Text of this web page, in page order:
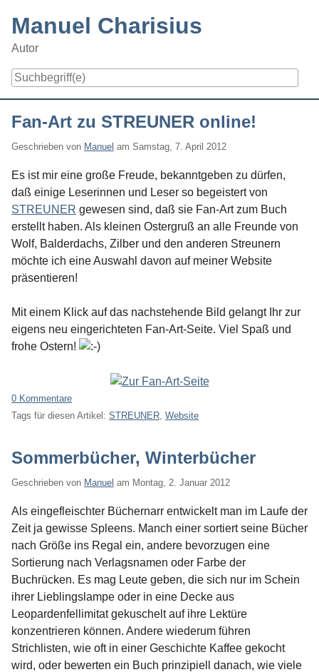
content
Manuel Charisius
Autor
Fan-Art zu STREUNER online!
Geschrieben von Manuel am Samstag, 7. April 2012
Es ist mir eine große Freude, bekanntgeben zu dürfen,
daß einige Leserinnen und Leser so begeistert von
STREUNER gewesen sind, daß sie Fan-Art zum Buch
erstellt haben. Als kleinen Ostergruß an alle Freunde von
Wolf, Balderdachs, Zilber und den anderen Streunern
möchte ich eine Auswahl davon auf meiner Website
präsentieren!
Mit einem Klick auf das nachstehende Bild gelangt Ihr zur
eigens neu eingerichteten Fan-Art-Seite. Viel Spaß und
frohe Ostern!
0 Kommentare
Tags für diesen Artikel: STREUNER Website
Sommerbücher, Winterbücher
Geschrieben von Manuel am Montag, 2. Januar 2012
Als eingefleischter Büchernarr entwickelt man im Laufe der
Zeit ja gewisse Spleens. Manch einer sortiert seine Bücher
nach Größe ins Regal ein, andere bevorzugen eine
Sortierung nach Verlagsnamen oder Farbe der
Buchrücken. Es mag Leute geben, die sich nur im Schein
ihrer Lieblingslampe oder in eine Decke aus
Leopardenfellimitat gekuschelt auf ihre Lektüre
konzentrieren können. Andere wiederum führen
Strichlisten, wie oft in einer Geschichte Kaffee gekocht
wird, oder bewerten ein Buch prinzipiell danach, wie viele